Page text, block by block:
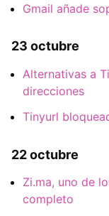
Gmail añade
23 octubre
Alternativas a
direcciones
Tinyurl
22 octubre
Zi.ma, uno de
completo